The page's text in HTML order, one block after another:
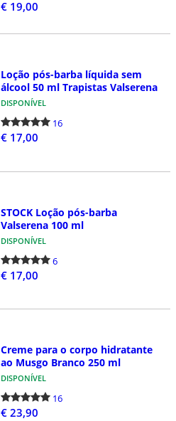
€ 19,00
Loção pós-barba líquida sem
álcool 50 ml Trapistas Valserena
DISPONÍVEL
16
€ 17,00
STOCK Loção pós-barba
Valserena 100 ml
DISPONÍVEL
6
€ 17,00
Creme para o corpo hidratante
ao Musgo Branco 250 ml
DISPONÍVEL
16
€ 23,90